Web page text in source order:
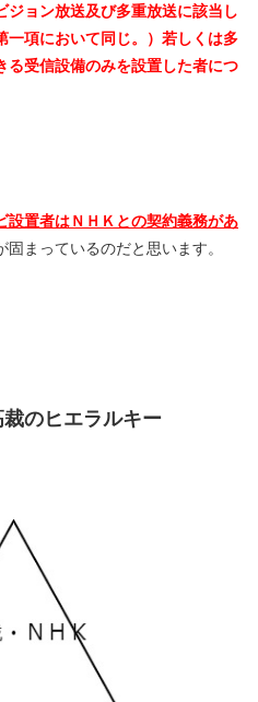
ジョン放送及び多重放送に該当し
一項において同じ。）若しくは多
る受信設備のみを設置した者につ
設置者はＮＨＫとの契約義務があ
固まっているのだと思います。
のヒエラルキー